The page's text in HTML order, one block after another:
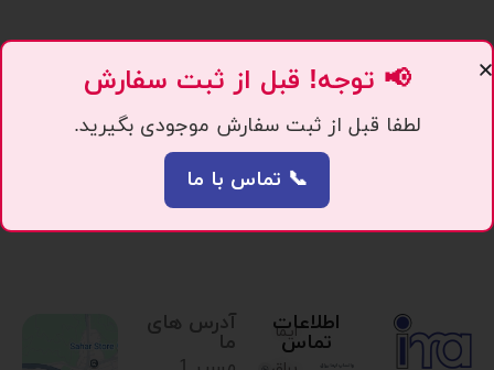
ایما
اطلاعات
تماس
آدرس های
ما
📢 توجه! قبل از ثبت سفارش
لطفا قبل از ثبت سفارش موجودی بگیرید.
📞 تماس با ما